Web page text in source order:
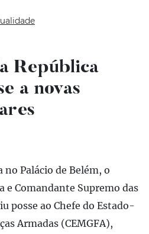
República
a novas
Palácio de Belém, o
e Comandante Supremo das
posse ao Chefe do Estado-
Armadas (CEMGFA),